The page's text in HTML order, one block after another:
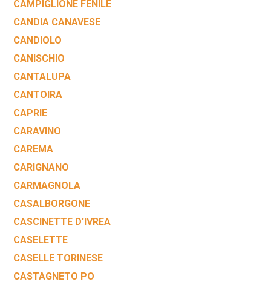
CAMPIGLIONE FENILE
CANDIA CANAVESE
CANDIOLO
CANISCHIO
CANTALUPA
CANTOIRA
CAPRIE
CARAVINO
CAREMA
CARIGNANO
CARMAGNOLA
CASALBORGONE
CASCINETTE D'IVREA
CASELETTE
CASELLE TORINESE
CASTAGNETO PO